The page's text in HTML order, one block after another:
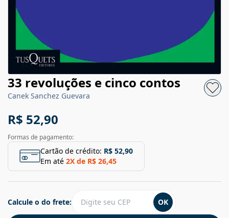
33 revoluções e cinco contos
Canek Sanchez Guevara
R$ 52,90
Formas de pagamento:
Cartão de crédito: R$ 52,90
Em até 2X de R$ 26,45
Calcule o do frete: OK